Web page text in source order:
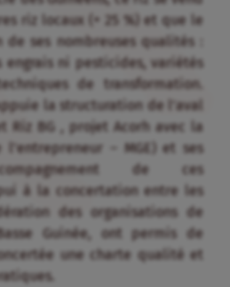
riz locaux (+ 25 %) et que le
ses nombreuses qualités :
engrais ni pesticides, variétés
de transformation.
la structuration de l’aval
BG , projet Acorh avec la
l’entrepreneur – MGE) et ses
de ces
à la concertation entre les
des organisations de
Guinée, ont permis de
une charte qualité et